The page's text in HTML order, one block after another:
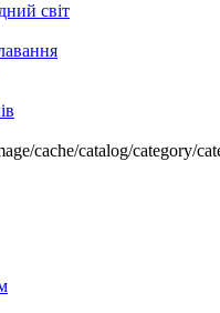
світ
cache/catalog/category/